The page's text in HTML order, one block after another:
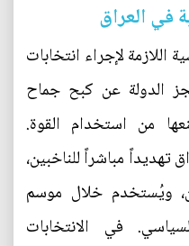
في العراق
اللازمة لإجراء انتخابات
الدولة عن كبح جماح
من استخدام القوة.
تهديداً مباشراً للناخبين،
ويُستخدم خلال موسم
في الانتخابات